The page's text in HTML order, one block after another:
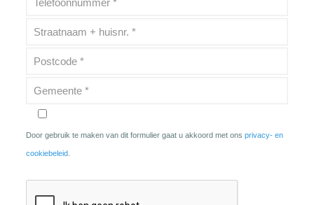
Door gebruik te maken van dit formulier gaat u akkoord met ons privacy- en
cookiebeleid.